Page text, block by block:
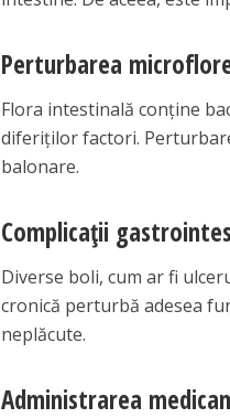
Perturbarea
Flora intestinală conține
diferiților factori.
balonare.
Complicații
Diverse boli, cum ar fi
cronică perturbă adesea
neplăcute.
Administrarea